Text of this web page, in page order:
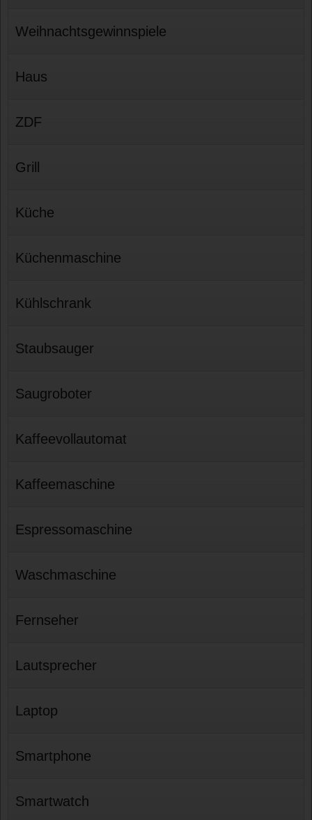
Weihnachtsgewinnspiele
Haus
ZDF
Grill
Küche
Küchenmaschine
Kühlschrank
Staubsauger
Saugroboter
Kaffeevollautomat
Kaffeemaschine
Espressomaschine
Waschmaschine
Fernseher
Lautsprecher
Laptop
Smartphone
Smartwatch